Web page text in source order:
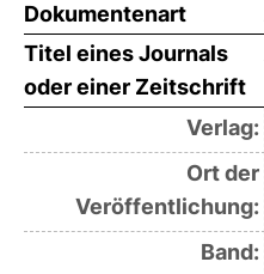
Dokumentenart
Titel eines Journals
oder einer Zeitschrift
Verlag:
Ort der
Veröffentlichung:
Band: